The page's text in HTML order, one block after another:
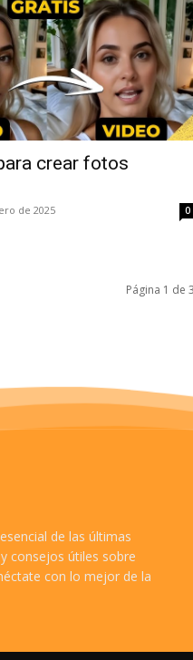
crear fotos
de 2025 0
Página 1 de 3
de las últimas
consejos útiles sobre
con lo mejor de la